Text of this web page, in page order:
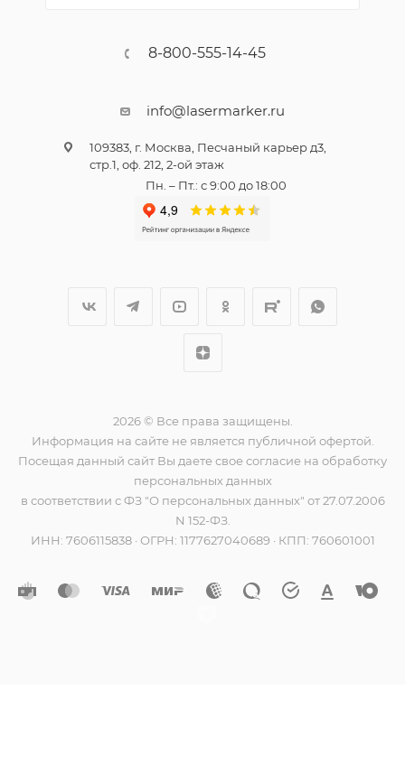
8-800-555-14-45
info@lasermarker.ru
109383, г. Москва, Песчаный карьер д3,
стр.1, оф. 212, 2-ой этаж
Пн. – Пт.: с 9:00 до 18:00
2026 © Все права защищены.
Информация на сайте не является публичной офертой.
Посещая данный сайт Вы даете свое согласие на обработку
персональных данных
в соответствии с ФЗ "О персональных данных" от 27.07.2006
N 152-ФЗ.
ИНН: 7606115838 · ОГРН: 1177627040689 · КПП: 760601001